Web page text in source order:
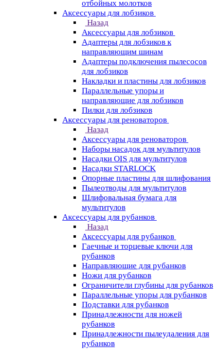
отбойных молотков
Аксессуары для лобзиков
Назад
Аксессуары для лобзиков
Адаптеры для лобзиков к
направляющим шинам
Адаптеры подключения пылесосов
для лобзиков
Накладки и пластины для лобзиков
Параллельные упоры и
направляющие для лобзиков
Пилки для лобзиков
Аксессуары для реноваторов
Назад
Аксессуары для реноваторов
Наборы насадок для мультитулов
Насадки OIS для мультитулов
Насадки STARLOCK
Опорные пластины для шлифования
Пылеотводы для мультитулов
Шлифовальная бумага для
мультитулов
Аксессуары для рубанков
Назад
Аксессуары для рубанков
Гаечные и торцевые ключи для
рубанков
Направляющие для рубанков
Ножи для рубанков
Ограничители глубины для рубанков
Параллельные упоры для рубанков
Подставки для рубанков
Принадлежности для ножей
рубанков
Принадлежности пылеудаления для
рубанков